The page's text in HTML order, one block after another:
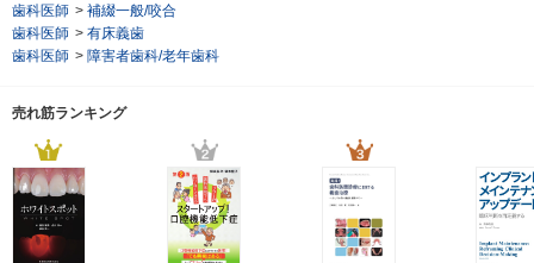
歯科医師 > 補綴一般/咬合
歯科医師 > 有床義歯
歯科医師 > 障害者歯科/老年歯科
売れ筋ランキング